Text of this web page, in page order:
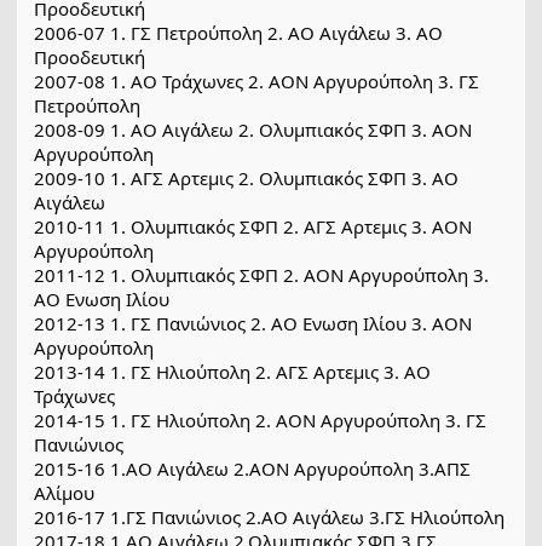
Προοδευτική
2006-07 1. ΓΣ Πετρούπολη 2. ΑΟ Αιγάλεω 3. ΑΟ
Προοδευτική
2007-08 1. ΑΟ Τράχωνες 2. ΑΟΝ Αργυρούπολη 3. ΓΣ
Πετρούπολη
2008-09 1. ΑΟ Αιγάλεω 2. Ολυμπιακός ΣΦΠ 3. ΑΟΝ
Αργυρούπολη
2009-10 1. ΑΓΣ Αρτεμις 2. Ολυμπιακός ΣΦΠ 3. ΑΟ
Αιγάλεω
2010-11 1. Ολυμπιακός ΣΦΠ 2. ΑΓΣ Αρτεμις 3. ΑΟΝ
Αργυρούπολη
2011-12 1. Ολυμπιακός ΣΦΠ 2. ΑΟΝ Αργυρούπολη 3.
ΑΟ Ενωση Ιλίου
2012-13 1. ΓΣ Πανιώνιος 2. ΑΟ Ενωση Ιλίου 3. ΑΟΝ
Αργυρούπολη
2013-14 1. ΓΣ Ηλιούπολη 2. ΑΓΣ Αρτεμις 3. ΑΟ
Τράχωνες
2014-15 1. ΓΣ Ηλιούπολη 2. ΑΟΝ Αργυρούπολη 3. ΓΣ
Πανιώνιος
2015-16 1.ΑΟ Αιγάλεω 2.ΑΟΝ Αργυρούπολη 3.ΑΠΣ
Αλίμου
2016-17 1.ΓΣ Πανιώνιος 2.ΑΟ Αιγάλεω 3.ΓΣ Ηλιούπολη
2017-18 1.ΑΟ Αιγάλεω 2.Ολυμπιακός ΣΦΠ 3.ΓΣ